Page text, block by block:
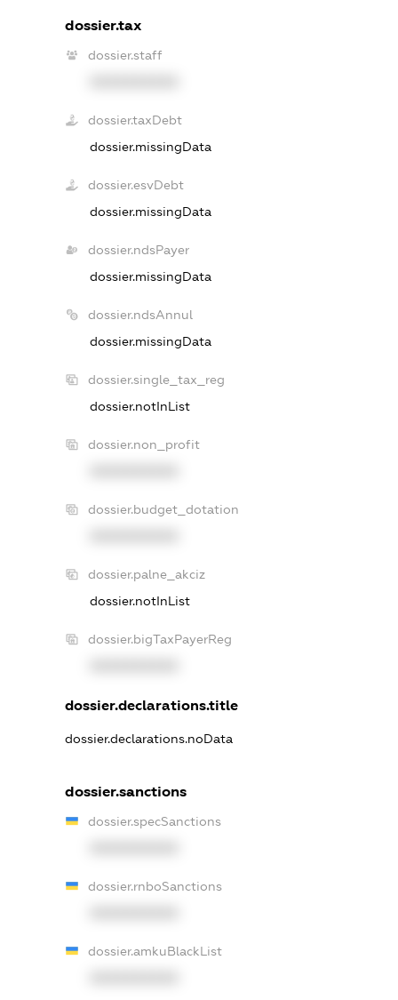
dossier.tax
dossier.staff
dossier.taxDebt
dossier.missingData
dossier.esvDebt
dossier.missingData
dossier.ndsPayer
dossier.missingData
dossier.ndsAnnul
dossier.missingData
dossier.single_tax_reg
dossier.notInList
dossier.non_profit
dossier.budget_dotation
dossier.palne_akciz
dossier.notInList
dossier.bigTaxPayerReg
dossier.declarations.title
dossier.declarations.noData
dossier.sanctions
dossier.specSanctions
dossier.rnboSanctions
dossier.amkuBlackList